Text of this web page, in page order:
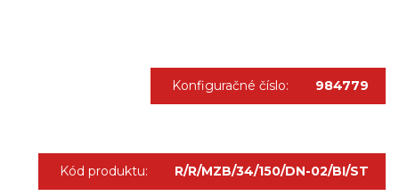
Konfiguračné číslo: 984779
Kód produktu: R/R/MZB/34/150/DN-02/BI/ST